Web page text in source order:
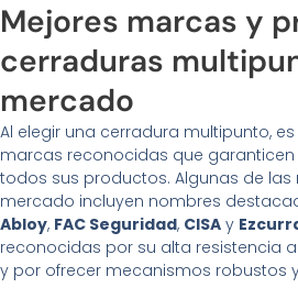
Mejores marcas y
cerraduras
mercado
Al elegir una cerradura multipunto,
marcas reconocidas que
todos sus productos. Algunas de
mercado incluyen nombres
Abloy, FAC Seguridad, CISA y
reconocidas por su alta resistencia
y por ofrecer mecanismos robustos